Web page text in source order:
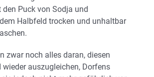
den Puck von Sodja und
Halbfeld trocken und unhaltbar
zwar noch alles daran, diesen
auszugleichen, Dorfens